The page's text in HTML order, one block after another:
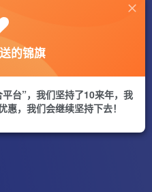
的锦旗
台”，我们坚持了10来年，我
，我们会继续坚持下去！